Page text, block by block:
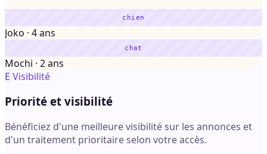
chien
Joko · 4 ans
chat
Mochi · 2 ans
E Visibilité
Priorité et visibilité
Bénéficiez d'une meilleure visibilité sur les annonces et
d'un traitement prioritaire selon votre accès.